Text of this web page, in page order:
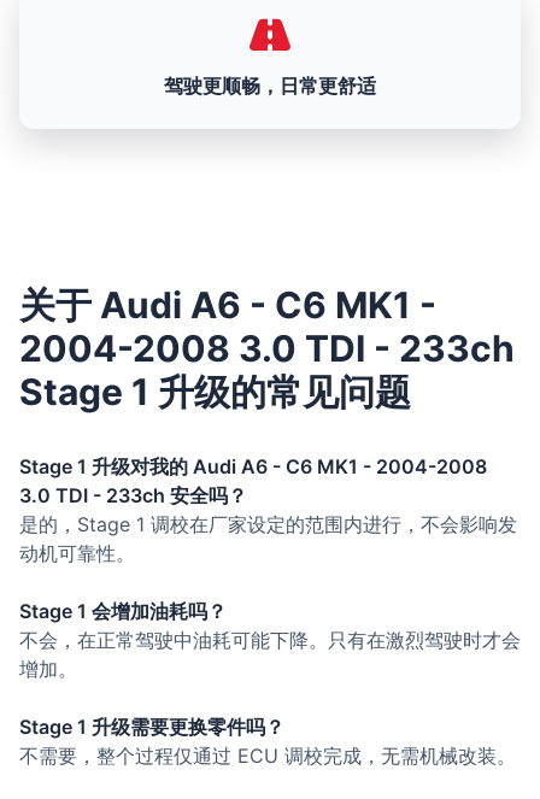
驾驶更顺畅，日常更舒适
关于 Audi A6 - C6 MK1 -
2004-2008 3.0 TDI - 233ch
Stage 1 升级的常见问题
Stage 1 升级对我的 Audi A6 - C6 MK1 - 2004-2008
3.0 TDI - 233ch 安全吗？
是的，Stage 1 调校在厂家设定的范围内进行，不会影响发
动机可靠性。
Stage 1 会增加油耗吗？
不会，在正常驾驶中油耗可能下降。只有在激烈驾驶时才会
增加。
Stage 1 升级需要更换零件吗？
不需要，整个过程仅通过 ECU 调校完成，无需机械改装。